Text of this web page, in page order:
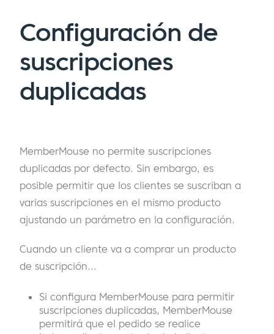
Configuración de
suscripciones
duplicadas
MemberMouse no permite suscripciones
duplicadas por defecto. Sin embargo, es
posible permitir que los clientes se suscriban a
varias suscripciones en el mismo producto
ajustando un parámetro en la configuración.
Cuando un cliente va a comprar un producto
de suscripción...
Si configura MemberMouse para permitir
suscripciones duplicadas, MemberMouse
permitirá que el pedido se realice